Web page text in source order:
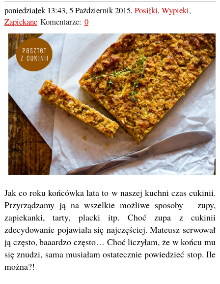
poniedziałek 13:43, 5 Październik 2015,Posiłki,Wypieki,
ZapiekaneKomentarze: 0
Jak co roku końcówka lata to w naszej kuchni czas cukinii.
Przyrządzamy ją na wszelkie możliwe sposoby – zupy,
zapiekanki, tarty, placki itp. Choć zupa z cukinii
zdecydowanie pojawiała się najczęściej. Mateusz serwował
ją często, baaardzo często… Choć liczyłam, że w końcu mu
się znudzi, sama musiałam ostatecznie powiedzieć stop. Ile
można?!